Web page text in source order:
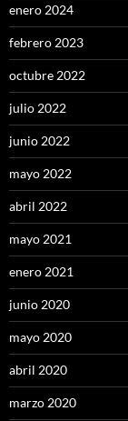
enero 2024
febrero 2023
octubre 2022
julio 2022
junio 2022
mayo 2022
abril 2022
mayo 2021
enero 2021
junio 2020
mayo 2020
abril 2020
marzo 2020